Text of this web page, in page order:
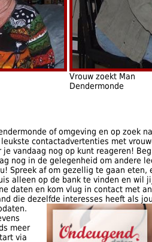
Vrouw zoekt Man
Dendermonde
of omgeving en op zoek
contactadvertenties met
je vandaag nog op kunt reageren!
nog in de gelegenheid om andere
Spreek af om gezellig te gaan eten,
alleen op de bank te vinden en wil
daten en kom vlug in contact met
die dezelfde interesses heeft als
meer
via